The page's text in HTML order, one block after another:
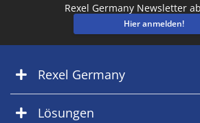
Rexel Germany Newsletter
Hier anmelden!
Rexel Germany
Lösungen